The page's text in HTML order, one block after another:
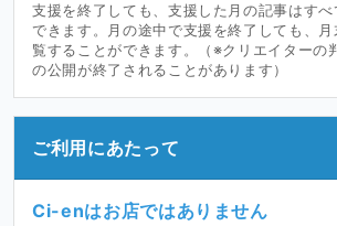
支援を終了しても、支援した月の記事はす
できます。月の途中で支援を終了しても、
覧することができます。（※クリエイターの
の公開が終了されることがあります）
ご利用にあたって
Ci-enはお店ではありません